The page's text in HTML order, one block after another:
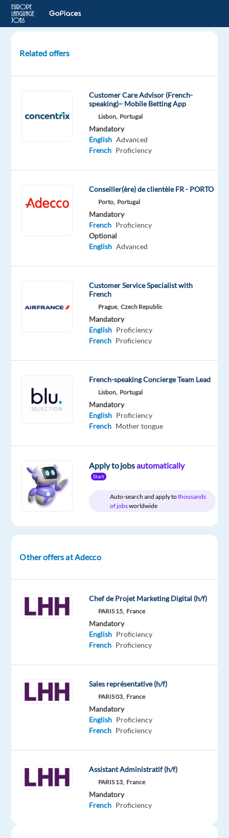
ADV/Customer
Proficiency
French
job
Check
English
time
mission
Recruitment
Solutions,
en
travail
temporaire
transition
et
évaluation
Related offers
Customer Care Advisor (French-
speaking)– Mobile Betting App
Lisbon, Portugal
Mandatory
English Advanced
French Proficiency
Conseiller(ère) de clientèle FR - PORTO
Porto, Portugal
Mandatory
French Proficiency
Optional
English Advanced
Customer Service Specialist with
French
Prague, Czech Republic
Mandatory
English Proficiency
French Proficiency
French-speaking Concierge Team Lead
Lisbon, Portugal
Mandatory
English Proficiency
French Mother tongue
Apply to jobsautomatically
Start
Auto-search and apply tothousands
of jobsworldwide
Other offers at Adecco
Chef de Projet Marketing Digital (h/f)
PARIS 15, France
Mandatory
English Proficiency
French Proficiency
Sales représentative (h/f)
PARIS 03, France
Mandatory
English Proficiency
French Proficiency
Assistant Administratif (h/f)
PARIS 13, France
Mandatory
French Proficiency